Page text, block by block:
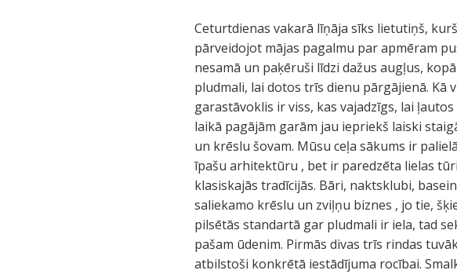
Ceturtdienas vakarā līņāja sīks lietutiņš,
pārveidojot mājas pagalmu par apmēram
nesamā un paķēruši līdzi dažus augļus,
pludmali, lai dotos trīs dienu pārgājienā. Kā
garastāvoklis ir viss, kas vajadzīgs, lai
laikā pagājām garām jau iepriekš laiski
un krēslu šovam. Mūsu ceļa sākums ir
īpašu arhitektūru , bet ir paredzēta lielas
klasiskajās tradīcijās. Bāri, naktsklubi,
saliekamo krēslu un zviļņu biznes , jo tie,
pilsētās standartā gar pludmali ir iela, tad
pašam ūdenim. Pirmās divas trīs rindas
atbilstoši konkrētā iestādījuma rocībai.